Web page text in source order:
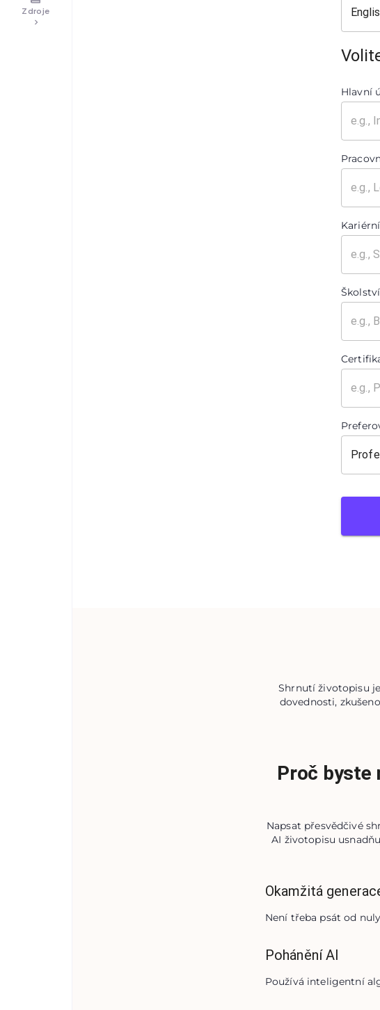
Zdroje
Hlavní
Školství
Shrnutí životopisu
dovednosti,
Proč byste
Napsat přesvědčivé
AI životopisu
Okamžitá
Není třeba psát od
Pohánění AI
Používá inteligentní